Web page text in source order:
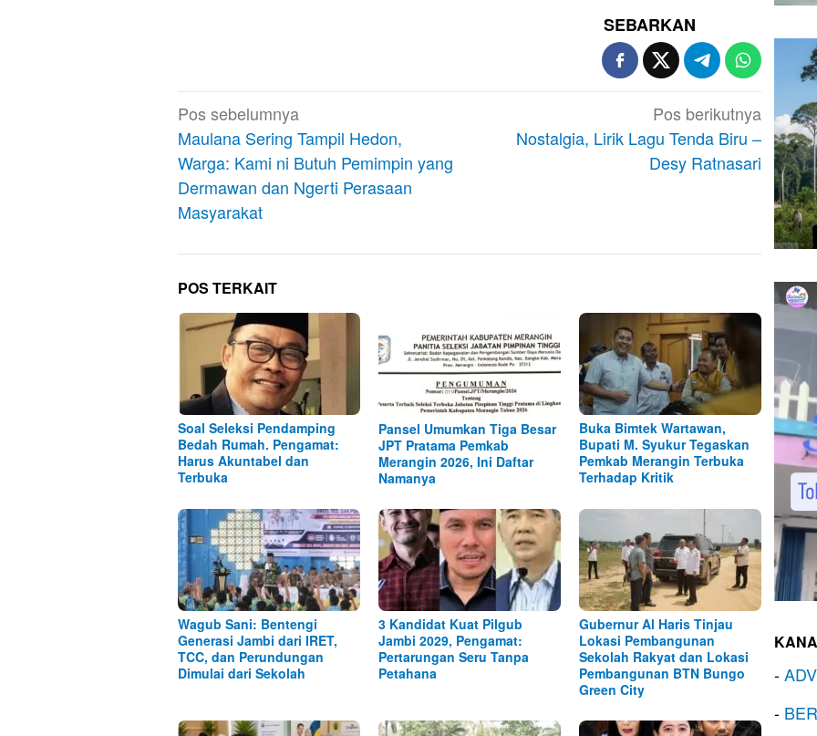
SEBARKAN
Navigasi
pos
Pos sebelumnya
Maulana Sering Tampil Hedon,
Warga: Kami ni Butuh Pemimpin yang
Dermawan dan Ngerti Perasaan
Masyarakat
Pos berikutnya
Nostalgia, Lirik Lagu Tenda Biru –
Desy Ratnasari
POS TERKAIT
Soal Seleksi Pendamping
Bedah Rumah. Pengamat:
Harus Akuntabel dan
Terbuka
Pansel Umumkan Tiga Besar
JPT Pratama Pemkab
Merangin 2026, Ini Daftar
Namanya
Buka Bimtek Wartawan,
Bupati M. Syukur Tegaskan
Pemkab Merangin Terbuka
Terhadap Kritik
Wagub Sani: Bentengi
Generasi Jambi dari IRET,
TCC, dan Perundungan
Dimulai dari Sekolah
3 Kandidat Kuat Pilgub
Jambi 2029, Pengamat:
Pertarungan Seru Tanpa
Petahana
Gubernur Al Haris Tinjau
Lokasi Pembangunan
Sekolah Rakyat dan Lokasi
Pembangunan BTN Bungo
Green City
-
-